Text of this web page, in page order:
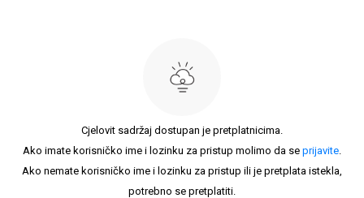
Cjelovit sadržaj dostupan je pretplatnicima.
Ako imate korisničko ime i lozinku za pristup molimo da se prijavite.
Ako nemate korisničko ime i lozinku za pristup ili je pretplata istekla,
potrebno se pretplatiti.